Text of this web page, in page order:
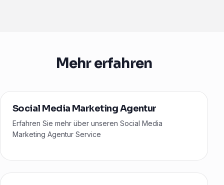
Mehr erfahren
Social Media Marketing Agentur
Erfahren Sie mehr über unseren Social Media
Marketing Agentur Service